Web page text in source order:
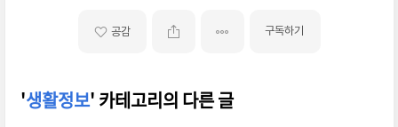
공감 구독하기
'생활정보' 카테고리의 다른 글